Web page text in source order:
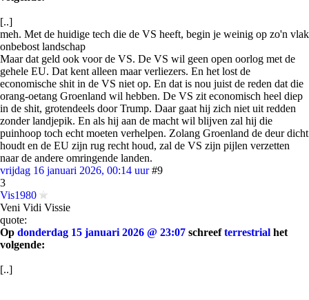
[..]
meh. Met de huidige tech die de VS heeft, begin je weinig op zo'n vlak
onbebost landschap
Maar dat geld ook voor de VS. De VS wil geen open oorlog met de
gehele EU. Dat kent alleen maar verliezers. En het lost de
economische shit in de VS niet op. En dat is nou juist de reden dat die
orang-oetang Groenland wil hebben. De VS zit economisch heel diep
in de shit, grotendeels door Trump. Daar gaat hij zich niet uit redden
zonder landjepik. En als hij aan de macht wil blijven zal hij die
puinhoop toch echt moeten verhelpen. Zolang Groenland de deur dicht
houdt en de EU zijn rug recht houd, zal de VS zijn pijlen verzetten
naar de andere omringende landen.
vrijdag 16 januari 2026, 00:14 uur #9
3
Vis1980
Veni Vidi Vissie
quote:
Op donderdag 15 januari 2026 @ 23:07 schreefterrestrial het
volgende:
[..]